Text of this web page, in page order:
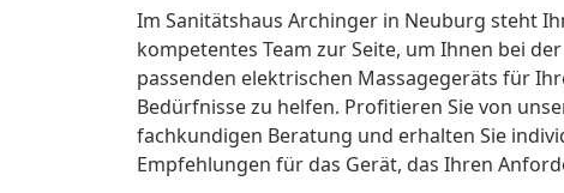
Im Sanitätshaus Archinger in Neuburg steht
kompetentes Team zur Seite, um Ihnen bei
passenden elektrischen Massagegeräts für
Bedürfnisse zu helfen. Profitieren Sie von
fachkundigen Beratung und erhalten Sie
Empfehlungen für das Gerät, das Ihren